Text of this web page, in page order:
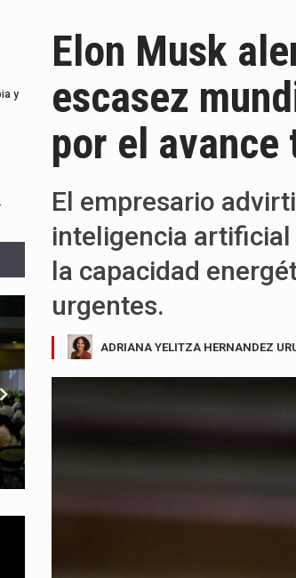
Elon Musk
escasez
por el
El empresario
inteligencia
la capacidad
urgentes.
ADRIANA YELITZA HERNANDEZ
y